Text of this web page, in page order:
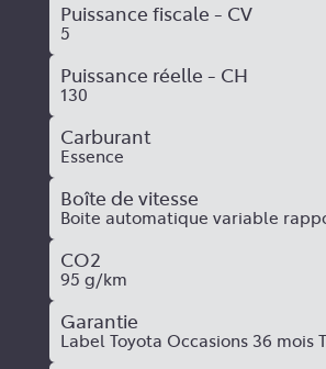
Puissance fiscale - CV
5
Puissance réelle - CH
130
Carburant
Essence
Boîte de vitesse
Boite automatique variable
CO2
95 g/km
Garantie
Label Toyota Occasions 36 mois